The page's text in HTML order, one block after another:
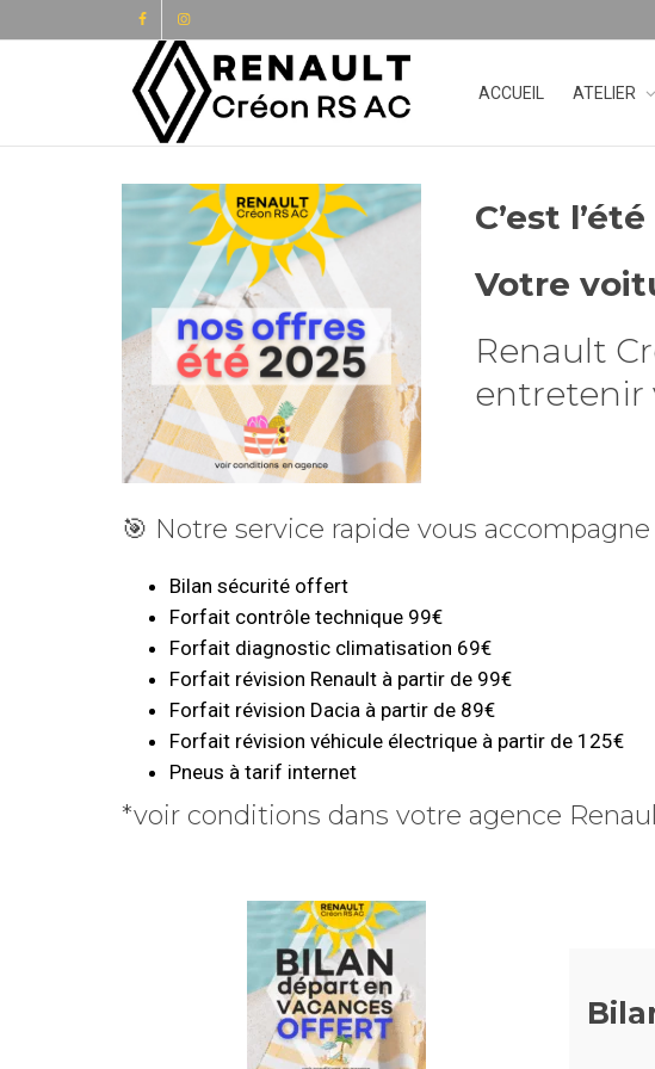
ACCUEIL ATELIER
C’est l’été
Votre
Renault
entretenir
🎯 Notre service rapide vous
Bilan sécurité offert
Forfait contrôle technique 99€
Forfait diagnostic climatisation 69€
Forfait révision Renault à partir de 99€
Forfait révision Dacia à partir de 89€
Forfait révision véhicule électrique à partir de 125€
Pneus à tarif internet
*voir conditions dans votre agence